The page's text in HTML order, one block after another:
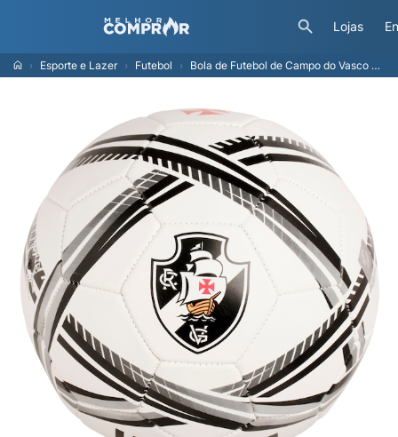
Lojas
Esporte e Lazer Futebol Bola de Futebol de Campo do Vasco da Gama Sportcom Estádio 24